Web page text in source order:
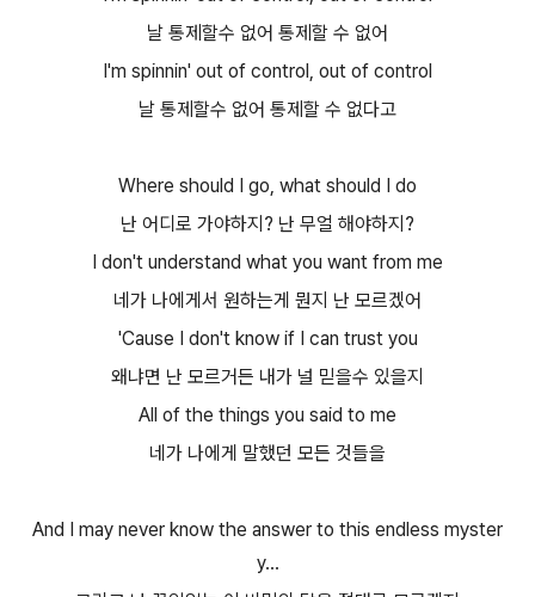
날 통제할수 없어 통제할 수 없어
I'm spinnin' out of control, out of control
날 통제할수 없어 통제할 수 없다고
Where should I go, what should I do
난 어디로 가야하지? 난 무얼 해야하지?
I don't understand what you want from me
네가 나에게서 원하는게 뭔지 난 모르겠어
'Cause I don't know if I can trust you
왜냐면 난 모르거든 내가 널 믿을수 있을지
All of the things you said to me
네가 나에게 말했던 모든 것들을
And I may never know the answer to this endless myster
y...